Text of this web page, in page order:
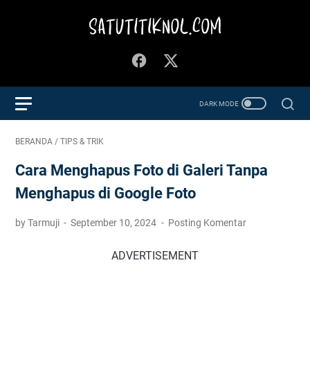
BERANDA / TIPS & TRIK
Cara Menghapus Foto di Galeri Tanpa
Menghapus di Google Foto
by Tarmuji September 10, 2024 Posting Komentar
ADVERTISEMENT